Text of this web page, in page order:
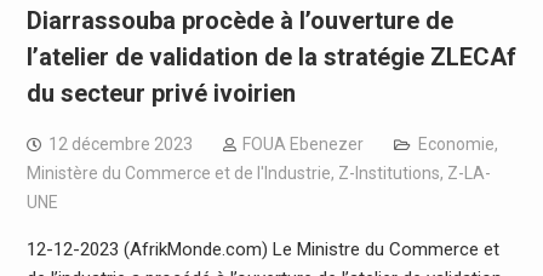
Diarrassouba procède à l’ouverture de
l’atelier de validation de la stratégie ZLECAf
du secteur privé ivoirien
12 décembre 2023 FOUA Ebenezer Economie,
Ministère du Commerce et de l'Industrie, Z-Institutions, Z-LA-
UNE
12-12-2023 (AfrikMonde.com) Le Ministre du Commerce et